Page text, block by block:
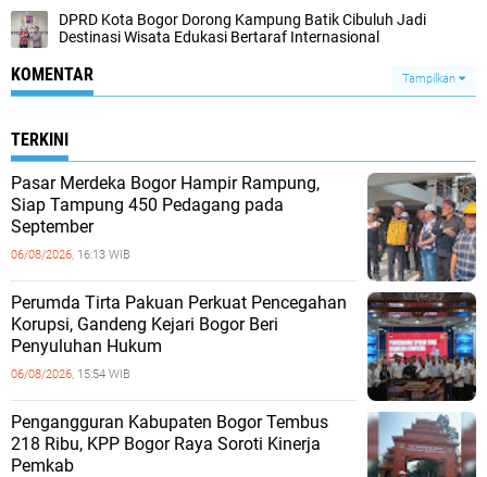
DPRD Kota Bogor Dorong Kampung Batik Cibuluh Jadi
Destinasi Wisata Edukasi Bertaraf Internasional
KOMENTAR Tampilkan
TERKINI
Pasar Merdeka Bogor Hampir Rampung,
Siap Tampung 450 Pedagang pada
September
06/08/2026, 16:13 WIB
Perumda Tirta Pakuan Perkuat Pencegahan
Korupsi, Gandeng Kejari Bogor Beri
Penyuluhan Hukum
06/08/2026, 15:54 WIB
Pengangguran Kabupaten Bogor Tembus
218 Ribu, KPP Bogor Raya Soroti Kinerja
Pemkab